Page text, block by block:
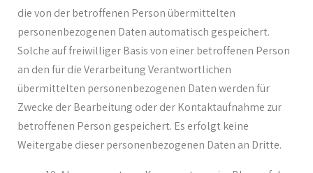
die von der betroffenen Person übermittelten
personenbezogenen Daten automatisch gespeichert.
Solche auf freiwilliger Basis von einer betroffenen Person
an den für die Verarbeitung Verantwortlichen
übermittelten personenbezogenen Daten werden für
Zwecke der Bearbeitung oder der Kontaktaufnahme zur
betroffenen Person gespeichert. Es erfolgt keine
Weitergabe dieser personenbezogenen Daten an Dritte.